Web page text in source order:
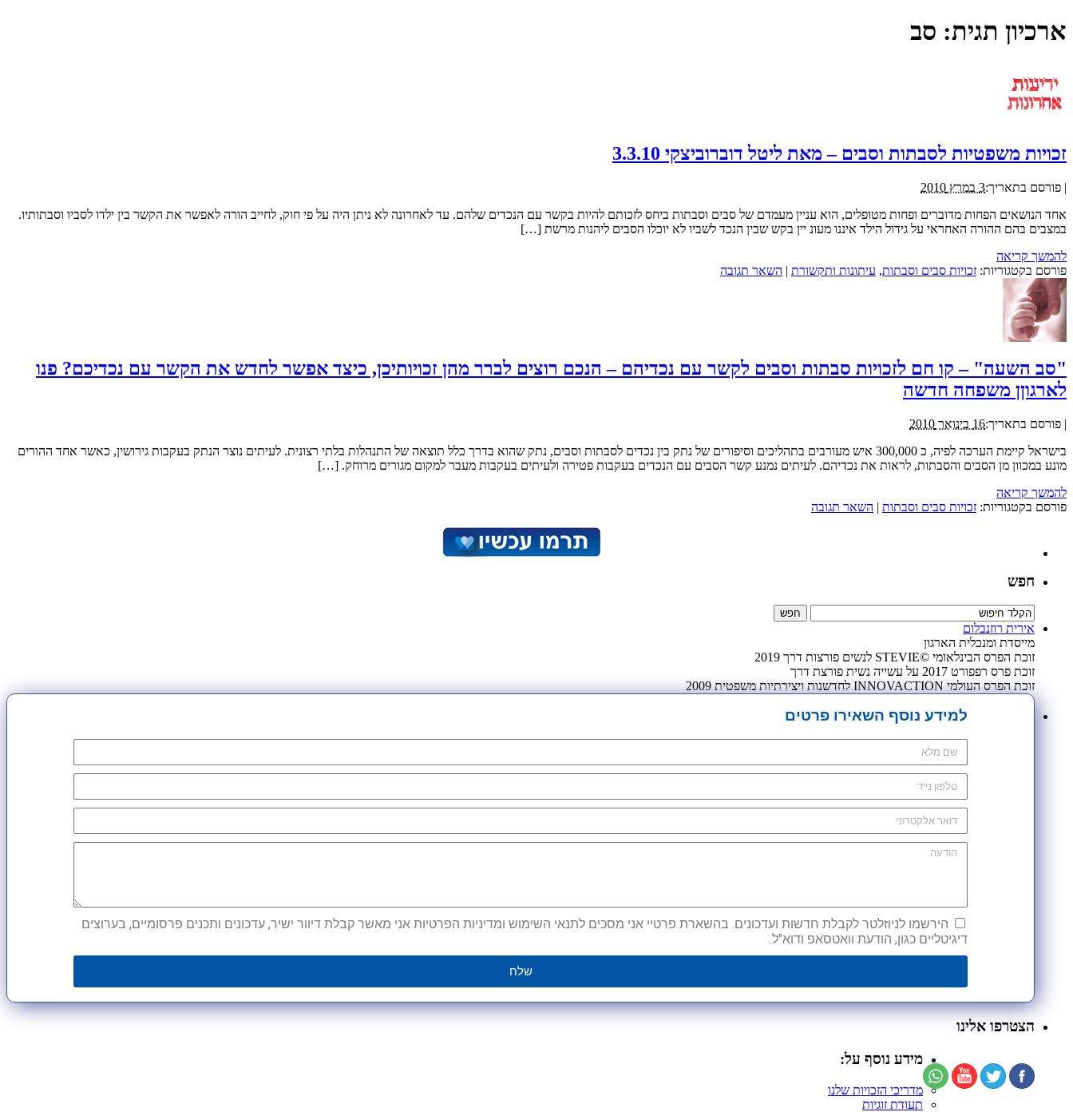
ארכיון תגית: סב
זכויות משפטיות לסבתות וסבים – מאת ליטל דוברוביצקי 3.3.10
| פורסם בתאריך:3 במרץ 2010
אחד הנושאים הפחות מדוברים ופחות מטופלים, הוא עניין מעמדם של סבים וסבתות ביחס לזכותם להיות בקשר עם הנכדים שלהם. עד לאחרונה לא ניתן היה על פי חוק, לחייב הורה לאפשר את הקשר בין ילדו לסביו וסבתותיו.
במצבים בהם ההורה האחראי על גידול הילד איננו מעונ יין בקש שבין הנכד לשביו לא יוכלו הסבים ליהנות מרשת […]
להמשך קריאה
פורסם בקטגוריות: זכויות סבים וסבתות, עיתונות ותקשורת | השאר תגובה
"סב השעה" – קו חם לזכויות סבתות וסבים לקשר עם נכדיהם – הנכם רוצים לברר מהן זכויותיכן, כיצד אפשר לחדש את הקשר עם נכדיכם? פנו
לארגוןן משפחה חדשה
| פורסם בתאריך:16 בינואר 2010
בישראל קיימת הערכה לפיה, כ 300,000 איש מעורבים בתהליכים וסיפורים של נתק בין נכדים לסבתות וסבים, נתק שהוא בדרך כלל תוצאה של התנהלות בלתי רצונית. לעיתים נוצר הנתק בעקבות גירושין, כאשר אחד ההורים
מונע במכוון מן הסבים והסבתות, לראות את נכדיהם. לעיתים נמנע קשר הסבים עם הנכדים בעקבות פטירה ולעיתים בעקבות מעבר למקום מגורים מרוחק. […]
להמשך קריאה
פורסם בקטגוריות: זכויות סבים וסבתות | השאר תגובה
חפש
אירית רוזנבלום
מייסדת ומנכלית הארגון
זוכת הפרס הבינלאומי ©STEVIE לנשים פורצות דרך 2019
זוכת פרס רפפורט 2017 על עשייה נשית פורצת דרך
זוכת הפרס העולמי INNOVACTION לחדשנות ויצירתיות משפטית 2009
למידע נוסף השאירו פרטים
הירשמו לניוזלטר לקבלת חדשות ועדכונים. בהשארת פרטיי אני מסכים לתנאי השימוש ומדיניות הפרטיות אני מאשר קבלת דיוור ישיר, עדכונים ותכנים פרסומיים, בערוצים
דיגיטליים כגון, הודעת וואטסאפ ודוא"ל.
שלח
הצטרפו אלינו
מידע נוסף על:
מדריכי הזכויות שלנו
תעודת זוגיות